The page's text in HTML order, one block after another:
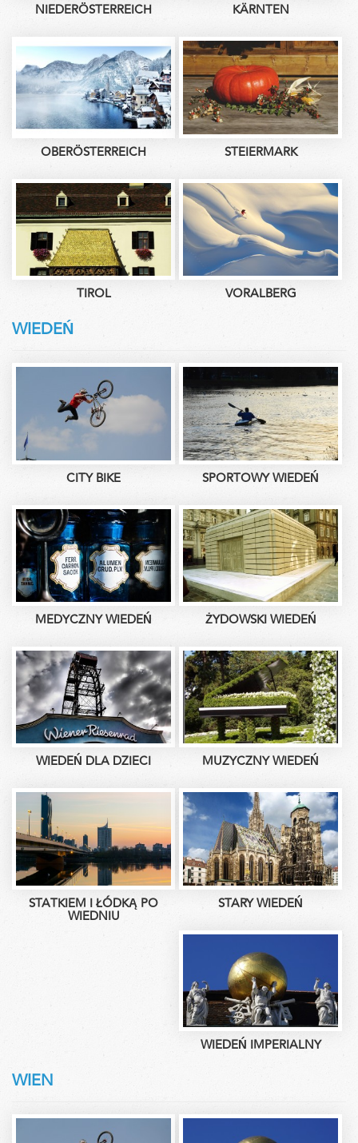
NIEDERÖSTERREICH KÄRNTEN
OBERÖSTERREICH STEIERMARK
TIROL VORALBERG
WIEDEŃ
CITY BIKE SPORTOWY WIEDEŃ
MEDYCZNY WIEDEŃ ŻYDOWSKI WIEDEŃ
WIEDEŃ DLA DZIECI MUZYCZNY WIEDEŃ
STATKIEM I ŁÓDKĄ PO
WIEDNIU
STARY WIEDEŃ
WIEDEŃ IMPERIALNY
WIEN